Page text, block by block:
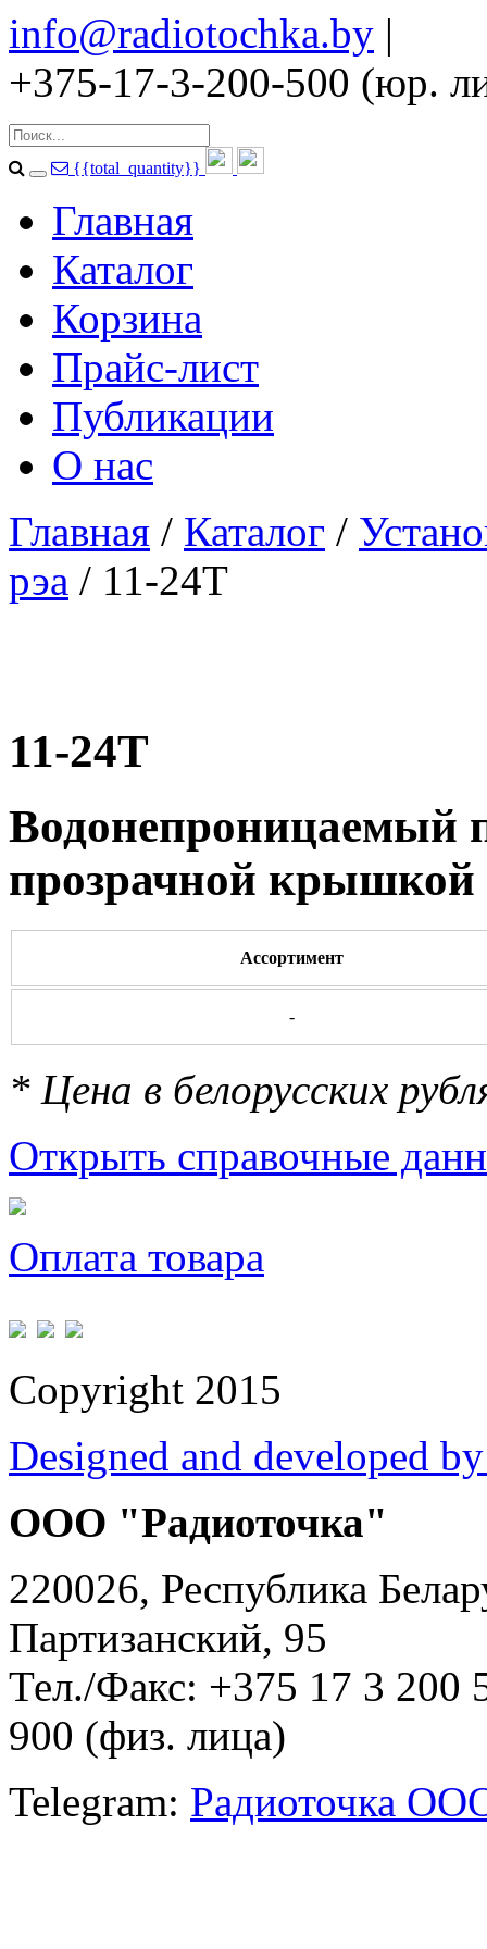
info@radiotochka.by |
+375-17-3-200-500 (юр.
{{total_quantity}}
Главная
Каталог
Корзина
Прайс-лист
Публикации
О нас
Главная / Каталог /
рэа / 11-24T
11-24T
Водонепроницаемый
прозрачной крышкой
Ассортимент
-
* Цена в белорусских
Открыть справочные
Оплата товара
Copyright 2015
Designed and developed
ООО "Радиоточка"
220026, Республика
Партизанский, 95
Тел./Факс: +375 17 3
900 (физ. лица)
Telegram: Радиоточка